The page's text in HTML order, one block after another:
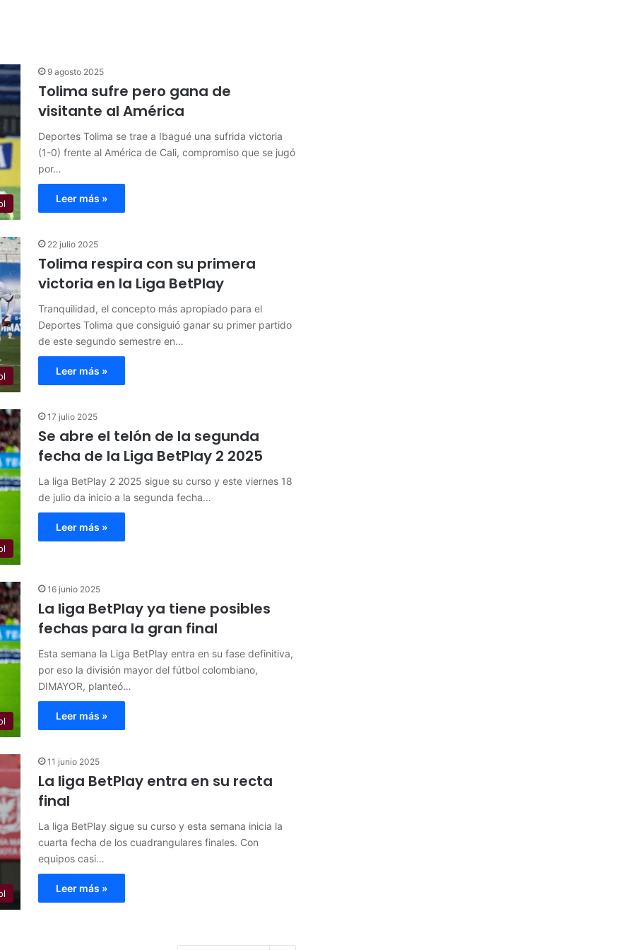
9 agosto 2025
Tolima sufre pero gana de
visitante al América
Deportes Tolima se trae a Ibagué una sufrida victoria
(1-0) frente al América de Cali, compromiso que se jugó
por…
Leer más »
22 julio 2025
Tolima respira con su primera
victoria en la Liga BetPlay
Tranquilidad, el concepto más apropiado para el
Deportes Tolima que consiguió ganar su primer partido
de este segundo semestre en…
Leer más »
17 julio 2025
Se abre el telón de la segunda
fecha de la Liga BetPlay 2 2025
La liga BetPlay 2 2025 sigue su curso y este viernes 18
de julio da inicio a la segunda fecha…
Leer más »
16 junio 2025
La liga BetPlay ya tiene posibles
fechas para la gran final
Esta semana la Liga BetPlay entra en su fase definitiva,
por eso la división mayor del fútbol colombiano,
DIMAYOR, planteó…
Leer más »
11 junio 2025
La liga BetPlay entra en su recta
final
La liga BetPlay sigue su curso y esta semana inicia la
cuarta fecha de los cuadrangulares finales. Con
equipos casi…
Leer más »